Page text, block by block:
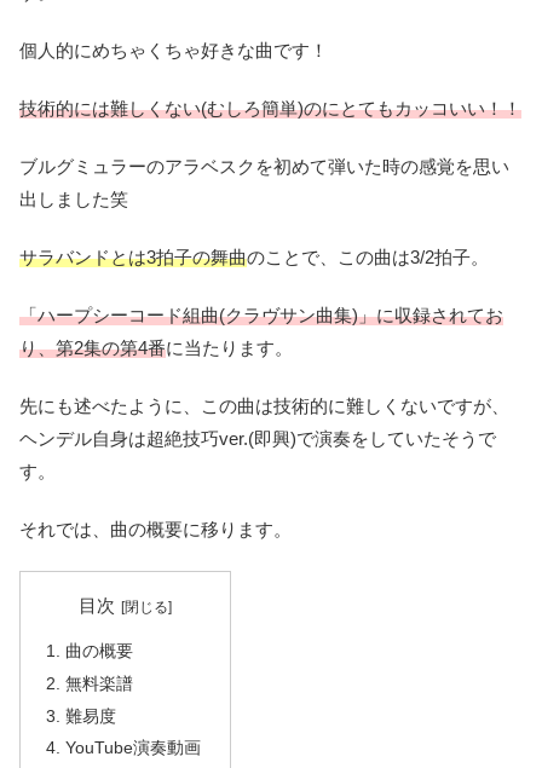
個人的にめちゃくちゃ好きな曲です！
技術的には難しくない(むしろ簡単)のにとてもカッコいい！！
ブルグミュラーのアラベスクを初めて弾いた時の感覚を思い
出しました笑
サラバンドとは3拍子の舞曲のことで、この曲は3/2拍子。
「ハープシーコード組曲(クラヴサン曲集)」に収録されてお
り、第2集の第4番に当たります。
先にも述べたように、この曲は技術的に難しくないですが、
ヘンデル自身は超絶技巧ver.(即興)で演奏をしていたそうで
す。
それでは、曲の概要に移ります。
目次
曲の概要
無料楽譜
難易度
YouTube演奏動画